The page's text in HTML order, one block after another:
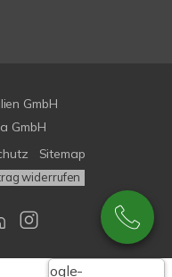
GmbH
GmbH
Sitemap
widerrufen
Google-